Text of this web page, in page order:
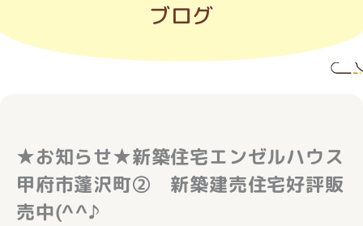
ブログ
★お知らせ★新築住宅エンゼルハウス
甲府市蓬沢町② 新築建売住宅好評販
売中(^^♪